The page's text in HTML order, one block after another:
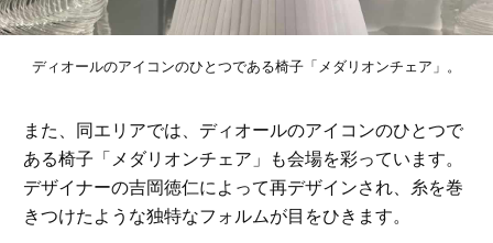
ディオールのアイコンのひとつである椅子「メダリオンチェア」。
また、同エリアでは、ディオールのアイコンのひとつで
ある椅子「メダリオンチェア」も会場を彩っています。
デザイナーの吉岡徳仁によって再デザインされ、糸を巻
きつけたような独特なフォルムが目をひきます。